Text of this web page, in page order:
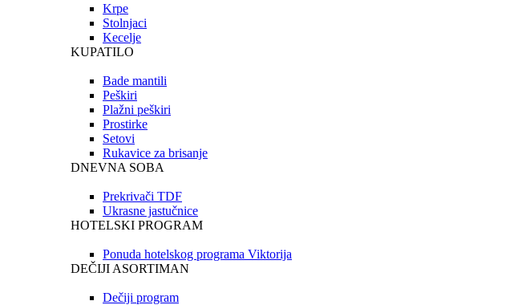
Krpe
Stolnjaci
Kecelje
KUPATILO
Bade mantili
Peškiri
Plažni peškiri
Prostirke
Setovi
Rukavice za brisanje
DNEVNA SOBA
Prekrivači TDF
Ukrasne jastučnice
HOTELSKI PROGRAM
Ponuda hotelskog programa Viktorija
DEČIJI ASORTIMAN
Dečiji program